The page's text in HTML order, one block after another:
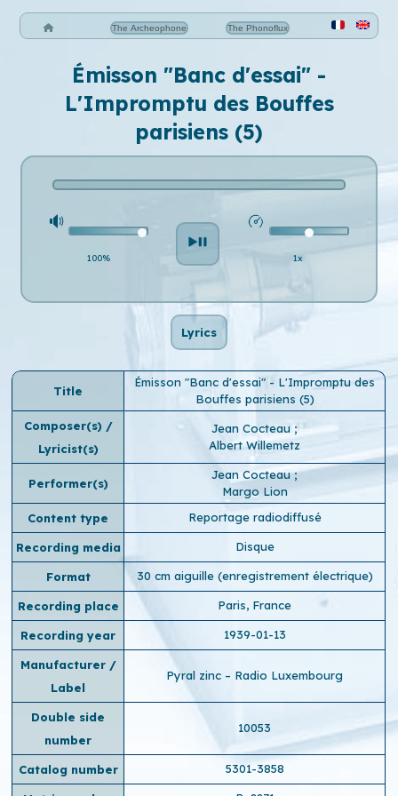
The Archeophone The Phonoflux
Émisson "Banc d'essai" -
L'Impromptu des Bouffes
parisiens (5)
100% 1x
Lyrics
Title
Émisson "Banc d'essai" - L'Impromptu des
Bouffes parisiens (5)
Composer(s) /
Lyricist(s)
Jean Cocteau ;
Albert Willemetz
Performer(s)
Jean Cocteau;
Margo Lion
Content type
Reportage radiodiffusé
Recording media Disque
Format 30 cm aiguille (enregistrement électrique)
Recording place Paris, France
Recording year 1939-01-13
Manufacturer /
Label
Pyral zinc – Radio Luxembourg
Double side
number
10053
Catalog number 5301-3858